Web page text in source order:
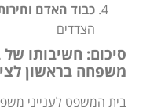
כבוד האדם
הצדדים
סיכום: חשיבותו
משפחה בראשון
בית המשפט לענייני